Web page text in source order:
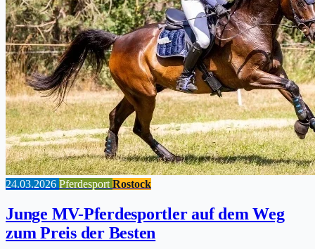
24.03.2026 Pferdesport Rostock
Junge MV-Pferdesportler auf dem Weg
zum Preis der Besten